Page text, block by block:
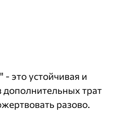
это устойчивая и
трат
разово.